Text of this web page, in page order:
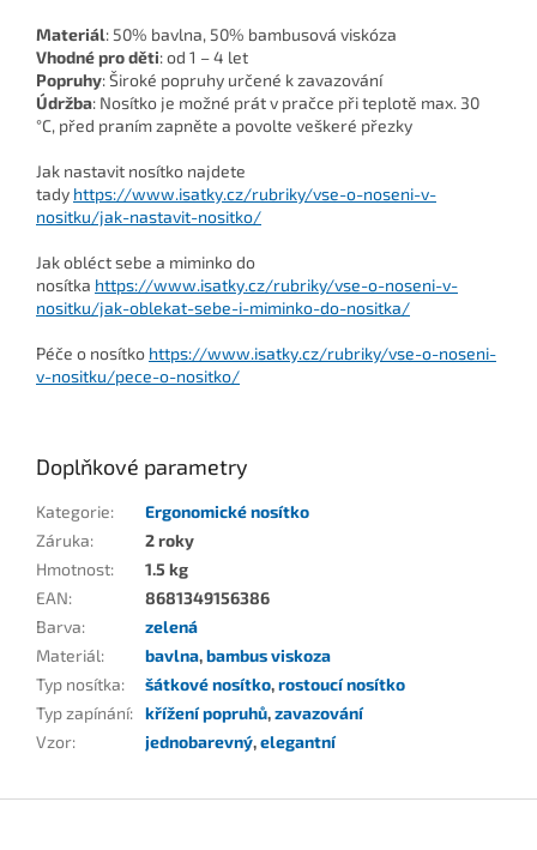
Materiál: 50% bavlna, 50% bambusová viskóza
Vhodné pro děti: od 1 – 4 let
Popruhy: Široké popruhy určené k zavazování
Údržba: Nosítko je možné prát v pračce při teplotě max. 30
°C, před praním zapněte a povolte veškeré přezky
Jak nastavit nosítko najdete
tady https://www.isatky.cz/rubriky/vse-o-noseni-v-
nositku/jak-nastavit-nositko/
Jak obléct sebe a miminko do
nosítka https://www.isatky.cz/rubriky/vse-o-noseni-v-
nositku/jak-oblekat-sebe-i-miminko-do-nositka/
Péče o nosítko https://www.isatky.cz/rubriky/vse-o-noseni-
v-nositku/pece-o-nositko/
Doplňkové parametry
Kategorie:
Ergonomické nosítko
Záruka:
2 roky
Hmotnost:
1.5 kg
EAN:
8681349156386
Barva:
zelená
Materiál: bavlna,bambus viskoza
Typ nosítka: šátkové nosítko,rostoucí nosítko
Typ zapínání: křížení popruhů,zavazování
Vzor: jednobarevný,elegantní